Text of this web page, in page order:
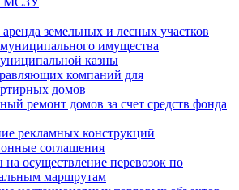
земельных и лесных участков
имущества
казны
компаний для
домов
ремонт домов за счет средств фонда
рекламных конструкций
соглашения
осуществление перевозок по
маршрутам